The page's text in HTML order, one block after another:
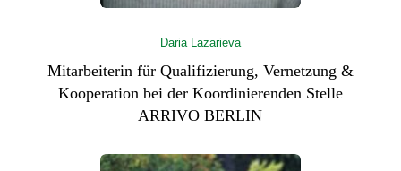
Daria Lazarieva
Mitarbeiterin für Qualifizierung, Vernetzung &
Kooperation bei der Koordinierenden Stelle
ARRIVO BERLIN